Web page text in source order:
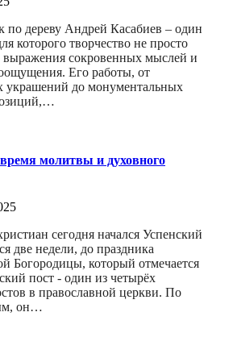
по дереву Андрей Касабиев – один
которого творчество не просто
выражения сокровенных мыслей и
Его работы, от
украшений до монументальных
молитвы и духовного
сегодня начался Успенский
две недели, до праздника
Богородицы, который отмечается
пост - один из четырёх
в православной церкви. По
он…